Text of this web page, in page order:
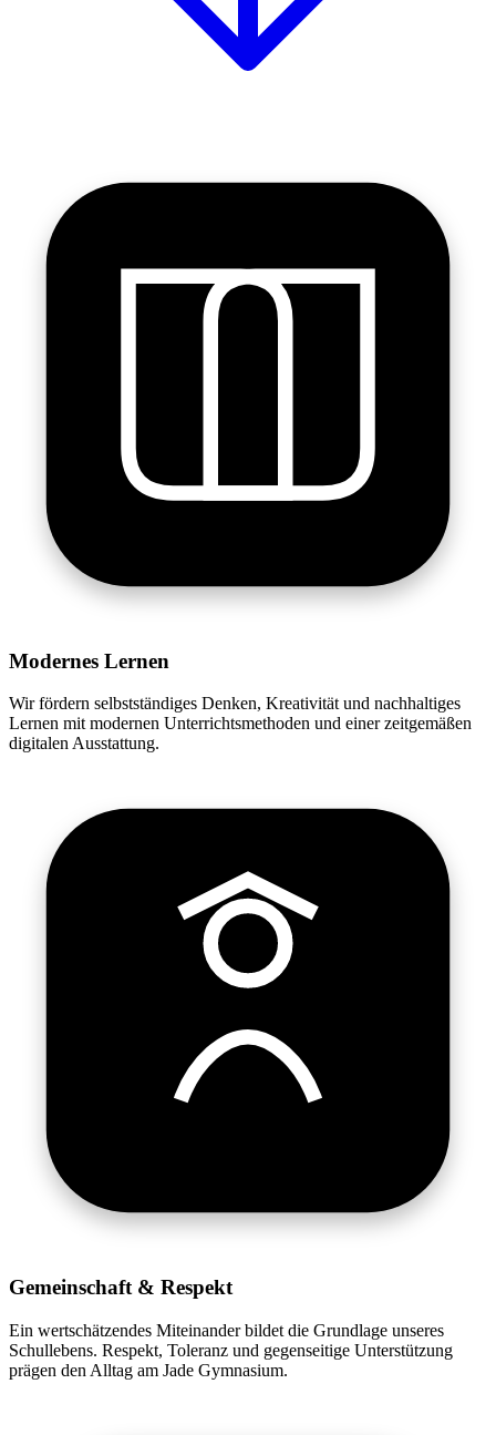
Modernes Lernen
Wir fördern selbstständiges Denken, Kreativität und nachhaltiges
Lernen mit modernen Unterrichtsmethoden und einer zeitgemäßen
digitalen Ausstattung.
Gemeinschaft & Respekt
Ein wertschätzendes Miteinander bildet die Grundlage unseres
Schullebens. Respekt, Toleranz und gegenseitige Unterstützung
prägen den Alltag am Jade Gymnasium.